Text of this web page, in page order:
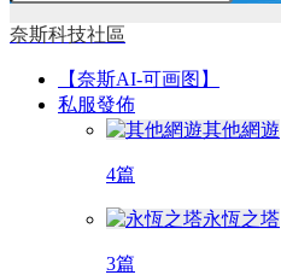
奈斯科技社區
【奈斯AI-可画图】
私服發佈
其他網遊
4篇
永恆之塔
3篇